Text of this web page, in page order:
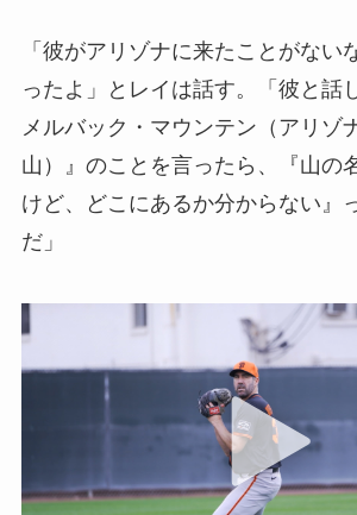
「彼がアリゾナに来たことがない
ったよ」とレイは話す。「彼と話
メルバック・マウンテン（アリゾ
山）』のことを言ったら、『山の
けど、どこにあるか分からない』
だ」